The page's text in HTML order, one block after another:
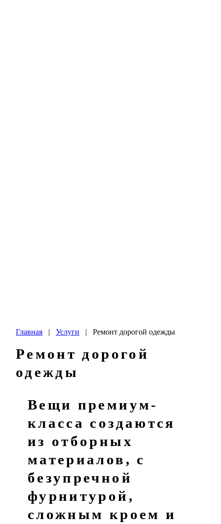
Главная | Услуги | Ремонт дорогой одежды
Ремонт дорогой
одежды
Вещи премиум-
класса создаются
из отборных
материалов, с
безупречной
фурнитурой,
сложным кроем и